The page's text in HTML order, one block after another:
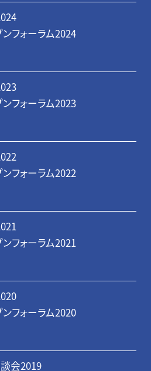
フォーラム2024
フォーラム2023
フォーラム2022
フォーラム2021
フォーラム2020
会2019